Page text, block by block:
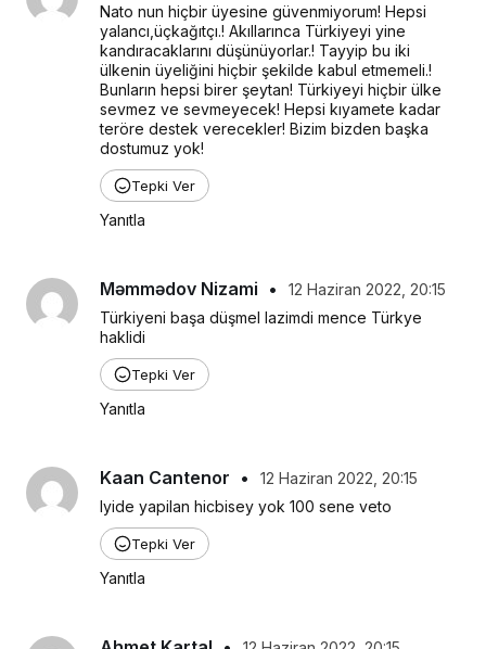
Nato nun hiçbir üyesine güvenmiyorum! Hepsi
yalancı,üçkağıtçı.! Akıllarınca Türkiyeyi yine
kandıracaklarını düşünüyorlar.! Tayyip bu iki
ülkenin üyeliğini hiçbir şekilde kabul etmemeli.!
Bunların hepsi birer şeytan! Türkiyeyi hiçbir ülke
sevmez ve sevmeyecek! Hepsi kıyamete kadar
teröre destek verecekler! Bizim bizden başka
dostumuz yok!
Tepki Ver
Yanıtla
Məmmədov Nizami •
12 Haziran 2022, 20:15
Türkiyeni başa düşmel lazimdi mence Türkye
haklidi
Tepki Ver
Yanıtla
Kaan Cantenor •
12 Haziran 2022, 20:15
Iyide yapilan hicbisey yok 100 sene veto
Tepki Ver
Yanıtla